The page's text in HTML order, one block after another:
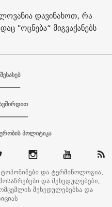
დავინახოთ, რა
"ოცნება“ მიგვაქანებს
პოლიტიკა
ტოპონიმები და ტერმინოლოგია,
და შეხედულებები,
შეხედულებებსა და